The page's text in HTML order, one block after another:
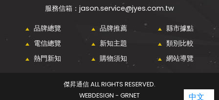
jason.service@jyes.com.tw
品牌總覽 品牌推薦
縣市據點
電信總覽
新知主題
類別比較
熱門新知
購物須知 網站導覽
傑昇通信 ALL RIGHTS RESERVED.
WEBDESIGN - GRNET
中文